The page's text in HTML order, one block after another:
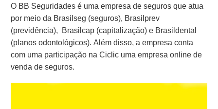
O BB Seguridades é uma empresa de seguros que atua
por meio da Brasilseg (seguros), Brasilprev
(previdência), Brasilcap (capitalização) e Brasildental
(planos odontológicos).Além disso, a empresa conta
com uma participação na Ciclic uma empresa online de
venda de seguros.